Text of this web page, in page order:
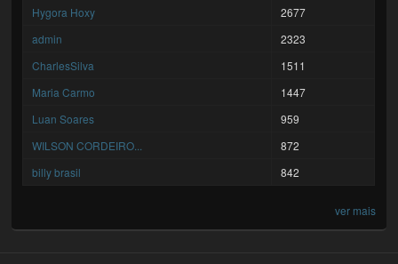
Hygora Hoxy
2677
admin
2323
CharlesSilva
1511
Maria Carmo
1447
Luan Soares
959
WILSON CORDEIRO...
872
billy brasil
842
ver mais